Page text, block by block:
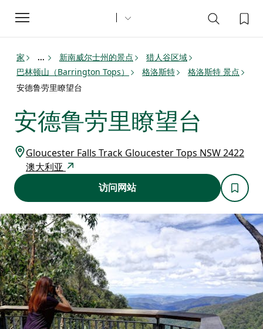
Toggle
navigation
家 ... 新南威尔士州的景点
猎人谷区域
巴林顿山（Barrington Tops）
格洛斯特
格洛斯特 景点
安德鲁劳里瞭望台
安德鲁劳里瞭望台
Gloucester Falls Track Gloucester Tops NSW 2422
澳大利亚
访问网站